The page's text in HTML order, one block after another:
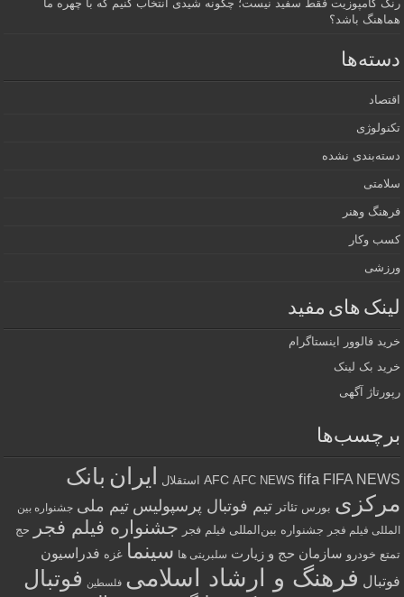
رنگ کامپوزیت فقط سفید نیست؛ چگونه شیدی انتخاب کنیم که با چهره ما
هماهنگ باشد؟
دسته‌ها
اقتصاد
تکنولوژی
دسته‌بندی نشده
سلامتی
فرهنگ وهنر
کسب وکار
ورزشی
لینک های مفید
خرید فالوور اینستاگرام
خرید بک لینک
رپورتاژ آگهی
برچسب‌ها
AFC AFC NEWS fifa FIFA NEWS استقلال ایران بانک
مرکزی بورس تئاتر تیم فوتبال پرسپولیس تیم ملی جشنواره بین
المللی فیلم فجر جشنواره بین‌المللی فیلم فجر جشنواره فیلم فجر
حج
تمتع خودرو سازمان حج و زیارت سلبریتی ها سینما غزه فدراسیون
فوتبال فرهنگ و ارشاد اسلامی فلسطین فوتبال